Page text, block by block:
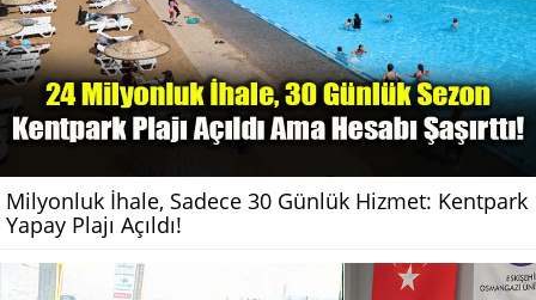
Milyonluk İhale, Sadece 30 Günlük Hizmet: Kentpark
Yapay Plajı Açıldı!